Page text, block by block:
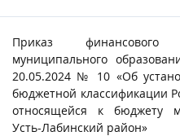
Приказ финансового
муниципального
20.05.2024 № 10 «Об
бюджетной классификации
относящейся к бюджету
Усть-Лабинский район»